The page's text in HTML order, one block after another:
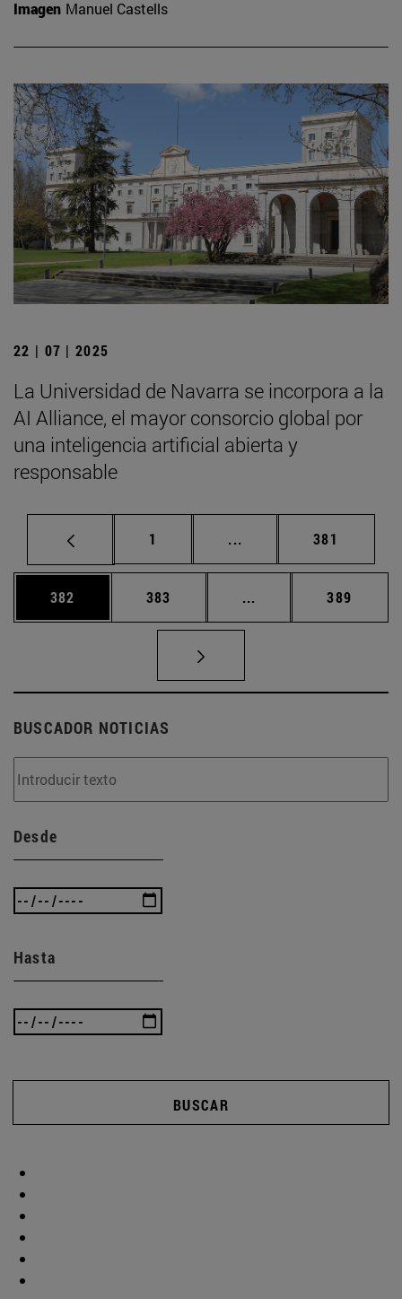
Imagen Manuel Castells
22 | 07 | 2025
La Universidad de Navarra se incorpora a la
AI Alliance, el mayor consorcio global por
una inteligencia artificial abierta y
responsable
Página
1 ... Páginas intermedias
Página
381
Página
382 Página
383 ... Páginas intermedias
Página
389
BUSCADOR NOTICIAS
Desde
Hasta
BUSCAR